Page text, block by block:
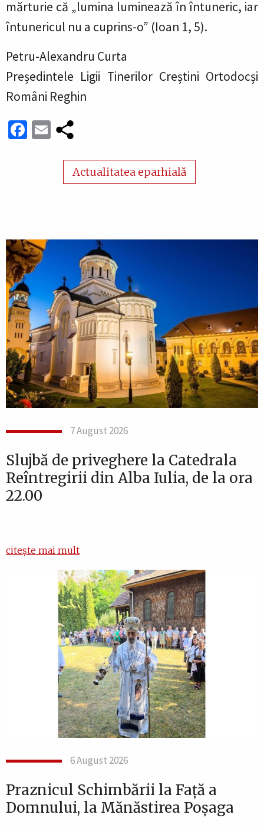
mărturie că „lumina luminează în întuneric, iar
întunericul nu a cuprins-o” (Ioan 1, 5).
Petru-Alexandru Curta
Președintele Ligii Tinerilor Creștini Ortodocși
Români Reghin
Facebook
Email
Actualitatea eparhială
7 August 2026
Slujbă de priveghere la Catedrala
Reîntregirii din Alba Iulia, de la ora
22.00
citește mai mult
6 August 2026
Praznicul Schimbării la Față a
Domnului, la Mănăstirea Poșaga